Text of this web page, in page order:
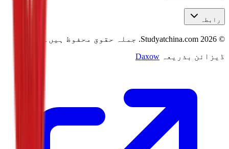
رابطہ
©
2026
جملہ حقوق محفوظ ہیں۔
ڈیزائن بذریعہ
Daxow